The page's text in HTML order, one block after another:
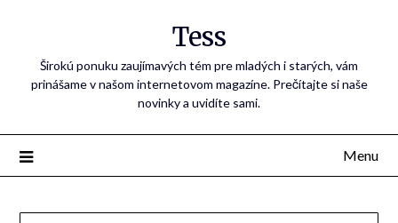
Tess
Širokú ponuku zaujímavých tém pre mladých i starých, vám
prinášame v našom internetovom magazíne. Prečítajte si naše
novinky a uvidíte sami.
Menu